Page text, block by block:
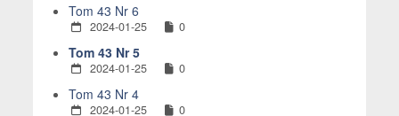
Tom 43 Nr 6
2024-01-25 0
Tom 43 Nr 5
2024-01-25 0
Tom 43 Nr 4
2024-01-25 0